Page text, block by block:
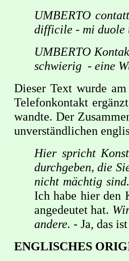
UMBERTO
difficile - mi duole
UMBERTO
schwierig - eine
Dieser Text wurde
Telefonkontakt
wandte. Der
unverständlichen
Hier spricht
durchgeben, die
nicht mächtig
Ich habe hier den
angedeutet hat.
andere. - Ja, das
ENGLISCHES